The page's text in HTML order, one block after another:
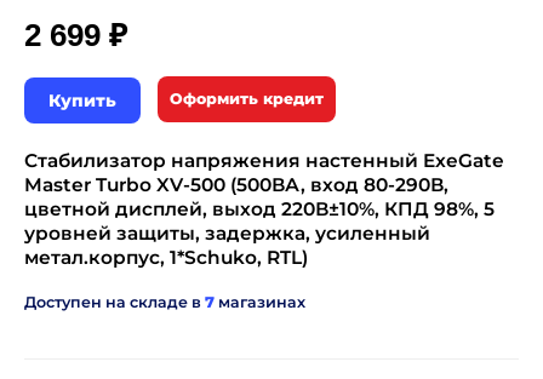
2 699 ₽
Купить Оформить кредит
Стабилизатор напряжения настенный ExeGate
Master Turbo XV-500 (500ВА, вход 80-290В,
цветной дисплей, выход 220В±10%, КПД 98%, 5
уровней защиты, задержка, усиленный
метал.корпус, 1*Schuko, RTL)
Доступен на складе в 7 магазинах